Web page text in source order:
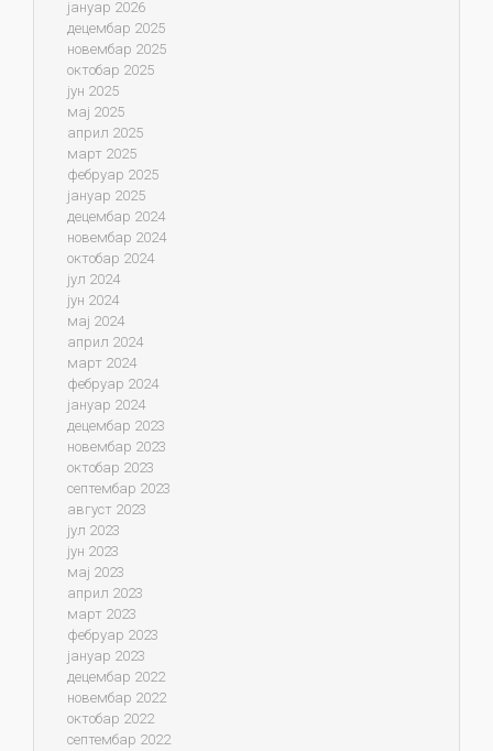
јануар 2026
децембар 2025
новембар 2025
октобар 2025
јун 2025
мај 2025
април 2025
март 2025
фебруар 2025
јануар 2025
децембар 2024
новембар 2024
октобар 2024
јул 2024
јун 2024
мај 2024
април 2024
март 2024
фебруар 2024
јануар 2024
децембар 2023
новембар 2023
октобар 2023
септембар 2023
август 2023
јул 2023
јун 2023
мај 2023
април 2023
март 2023
фебруар 2023
јануар 2023
децембар 2022
новембар 2022
октобар 2022
септембар 2022